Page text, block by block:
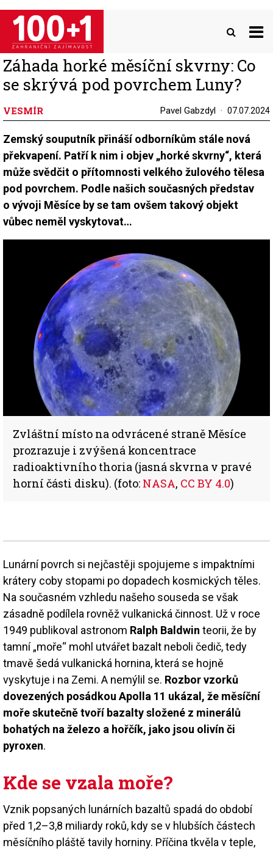
Přejít
hlavnímu
obsahu
Záhada horké měsíční skvrny: Co
se skrývá pod povrchem Luny?
VESMÍR Pavel Gabzdyl 07.07.2024
Zemský souputník přináší odborníkům stále nová
překvapení. Patří k nim i objev „horké skvrny“, která
může svědčit o přítomnosti velkého žulového tělesa
pod povrchem. Podle našich současných představ
o vývoji Měsíce by se tam ovšem takový objekt
vůbec neměl vyskytovat…
Zvláštní místo na odvrácené straně Měsíce
prozrazuje i zvýšená koncentrace
radioaktivního thoria (jasná skvrna v pravé
horní části disku). (foto: NASA, CC BY 4.0)
Lunární povrch si nejčastěji spojujeme s impaktními
krátery coby stopami po dopadech kosmických těles.
Na současném vzhledu našeho souseda se však
zásadně podílela rovněž vulkanická činnost. Už v roce
1949 publikoval astronom Ralph Baldwin teorii, že by
tamní „moře“ mohl utvářet bazalt neboli čedič, tedy
tmavě šedá vulkanická hornina, která se hojně
vyskytuje i na Zemi. A nemýlil se. Rozbor vzorků
dovezených posádkou Apolla 11 ukázal, že měsíční
moře skutečně tvoří bazalty složené z minerálů
bohatých na železo a hořčík, jako jsou olivín či
pyroxen.
Kde se vzala moře?
Vznik popsaných lunárních bazaltů spadá do období
před 1,2–3,8 miliardy roků, kdy se v hlubších částech
měsíčního pláště tavily horniny. Příčina tkvěla v teple,